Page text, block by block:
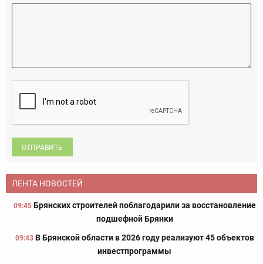
ОТПРАВИТЬ
ЛЕНТА НОВОСТЕЙ
09:45 Брянских строителей поблагодарили за восстановление
подшефной Брянки
09:43 В Брянской области в 2026 году реализуют 45 объектов
инвестпрограммы